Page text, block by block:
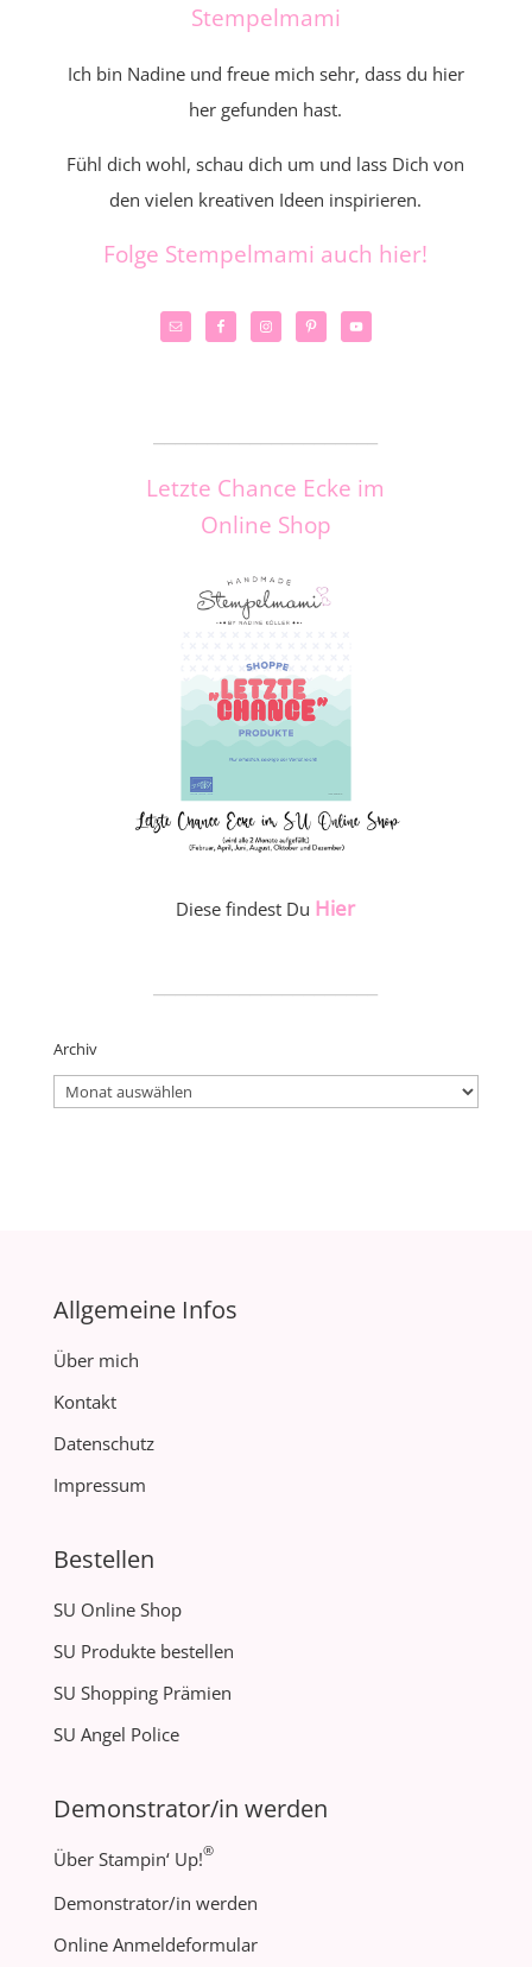
Stempelmami
Ich bin Nadine und freue mich sehr, dass du hier
her gefunden hast.
Fühl dich wohl, schau dich um und lass Dich von
den vielen kreativen Ideen inspirieren.
Folge Stempelmami auch hier!
Letzte Chance Ecke im
Online Shop
Diese findest Du Hier
Archiv
Archiv
Allgemeine Infos
Über mich
Kontakt
Datenschutz
Impressum
Bestellen
SU Online Shop
SU Produkte bestellen
SU Shopping Prämien
SU Angel Police
Demonstrator/in werden
Über Stampin‘ Up!®
Demonstrator/in werden
Online Anmeldeformular